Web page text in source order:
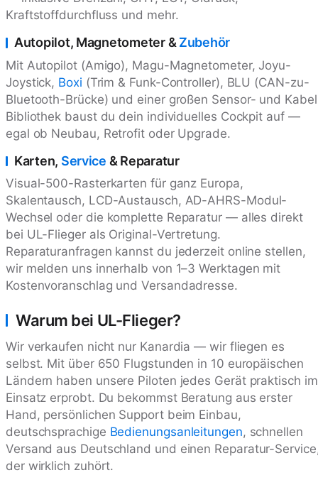
Kraftstoffdurchfluss und mehr.
Autopilot, Magnetometer &Zubehör
Mit Autopilot (Amigo), Magu-Magnetometer, Joyu-
Joystick, Boxi (Trim & Funk-Controller), BLU (CAN-zu-
Bluetooth-Brücke) und einer großen Sensor- und
Bibliothek baust du dein individuelles Cockpit auf —
egal ob Neubau, Retrofit oder Upgrade.
Karten, Service & Reparatur
Visual-500-Rasterkarten für ganz Europa,
Skalentausch, LCD-Austausch, AD-AHRS-Modul-
Wechsel oder die komplette Reparatur — alles direkt
bei UL-Flieger als Original-Vertretung.
Reparaturanfragen kannst du jederzeit online stellen,
wir melden uns innerhalb von 1–3 Werktagen mit
Kostenvoranschlag und Versandadresse.
Warum bei UL-Flieger?
Wir verkaufen nicht nur Kanardia — wir fliegen es
selbst. Mit über 650 Flugstunden in 10 europäischen
Ländern haben unsere Piloten jedes Gerät praktisch im
Einsatz erprobt. Du bekommst Beratung aus erster
Hand, persönlichen Support beim Einbau,
deutschsprachige Bedienungsanleitungen, schnellen
Versand aus Deutschland und einen Reparatur-
der wirklich zuhört.